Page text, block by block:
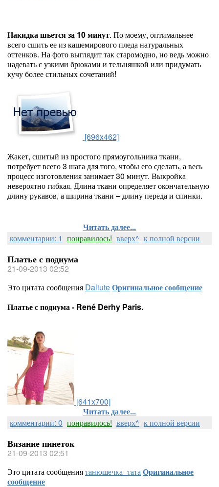
Накидка шьется за 10 минут. По моему, оптимальнее
всего сшить ее из кашемирового пледа натуральных
оттенков. На фото выглядит так старомодно, но ведь можно
надевать с узкими брюками и тельняшкой или придумать
кучу более стильных сочетаний!
[696x462]
Жакет, сшитый из простого прямоугольника ткани,
потребует всего 3 шага для того, чтобы его сделать, а весь
процесс изготовления занимает 30 минут. Выкройка
невероятно гибкая. Длина ткани определяет окончательную
длину рукавов, а ширина ткани – длину переда и спинки.
Читать далее...
комментарии: 1 понравилось! вверх^ к полной версии
Платье с подиума
21-09-2013 02:52
Это цитата сообщения DaliuteОригинальное сообщение
Платье с подиума - René Derhy Paris.
[641x700]
Читать далее...
комментарии: 0 понравилось! вверх^ к полной версии
Вязание пинеток
21-09-2013 02:51
Это цитата сообщениятанюшечка_татаОригинальное
сообщение